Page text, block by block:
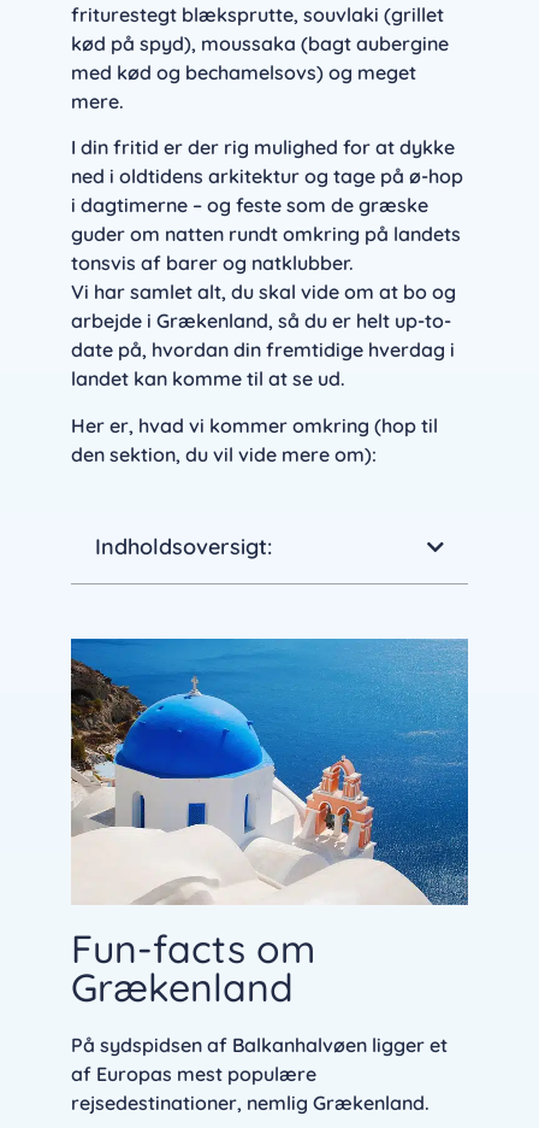
friturestegt blæksprutte, souvlaki (grillet
kød på spyd), moussaka (bagt aubergine
med kød og bechamelsovs) og meget
mere.
I din fritid er der rig mulighed for at dykke
ned i oldtidens arkitektur og tage på ø-hop
i dagtimerne – og feste som de græske
guder om natten rundt omkring på landets
tonsvis af barer og natklubber.
Vi har samlet alt, du skal vide om at bo og
arbejde i Grækenland, så du er helt up-to-
date på, hvordan din fremtidige hverdag i
landet kan komme til at se ud.
Her er, hvad vi kommer omkring (hop til
den sektion, du vil vide mere om):
Indholdsoversigt:
Fun-facts om
Grækenland
På sydspidsen af Balkanhalvøen ligger et
af Europas mest populære
rejsedestinationer, nemlig Grækenland.